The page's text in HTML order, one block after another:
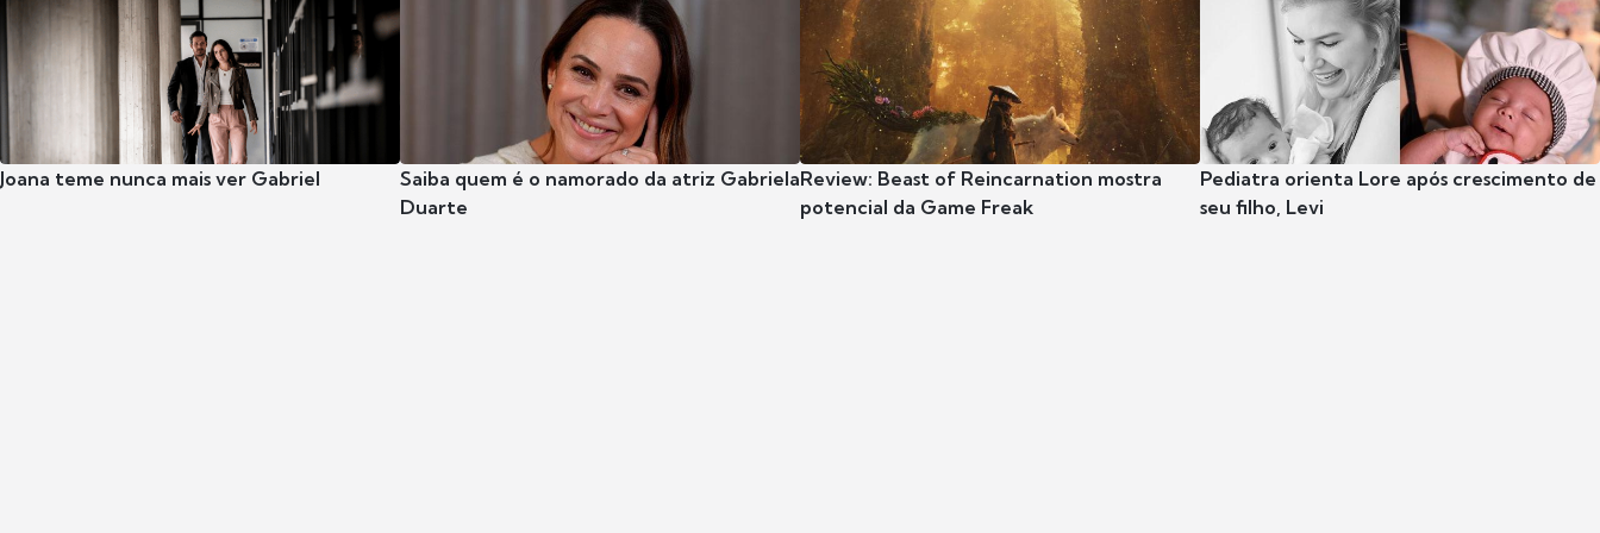
Joana teme nunca mais ver Gabriel
Saiba quem é o namorado da atriz Gabriela
Duarte
Review: Beast of Reincarnation mostra
potencial da Game Freak
Pediatra orienta Lore após crescimento de
seu filho, Levi